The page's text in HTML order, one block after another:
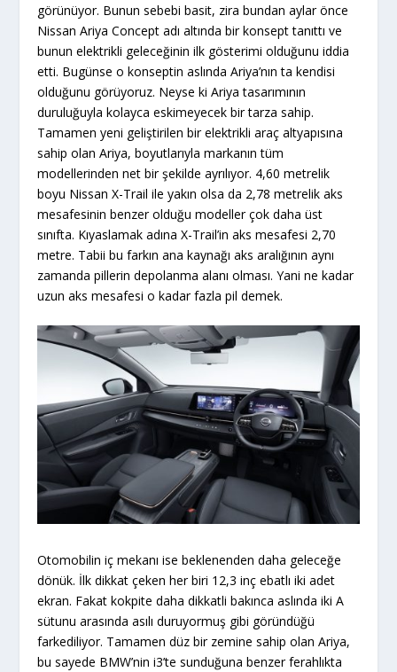
görünüyor. Bunun sebebi basit, zira bundan aylar önce
Nissan Ariya Concept adı altında bir konsept tanıttı ve
bunun elektrikli geleceğinin ilk gösterimi olduğunu iddia
etti. Bugünse o konseptin aslında Ariya’nın ta kendisi
olduğunu görüyoruz. Neyse ki Ariya tasarımının
duruluğuyla kolayca eskimeyecek bir tarza sahip.
Tamamen yeni geliştirilen bir elektrikli araç altyapısına
sahip olan Ariya, boyutlarıyla markanın tüm
modellerinden net bir şekilde ayrılıyor. 4,60 metrelik
boyu Nissan X-Trail ile yakın olsa da 2,78 metrelik aks
mesafesinin benzer olduğu modeller çok daha üst
sınıfta. Kıyaslamak adına X-Trail’in aks mesafesi 2,70
metre. Tabii bu farkın ana kaynağı aks aralığının aynı
zamanda pillerin depolanma alanı olması. Yani ne kadar
uzun aks mesafesi o kadar fazla pil demek.
Otomobilin iç mekanı ise beklenenden daha geleceğe
dönük. İlk dikkat çeken her biri 12,3 inç ebatlı iki adet
ekran. Fakat kokpite daha dikkatli bakınca aslında iki A
sütunu arasında asılı duruyormuş gibi göründüğü
farkediliyor. Tamamen düz bir zemine sahip olan Ariya,
bu sayede BMW’nin i3’te sunduğuna benzer ferahlıkta